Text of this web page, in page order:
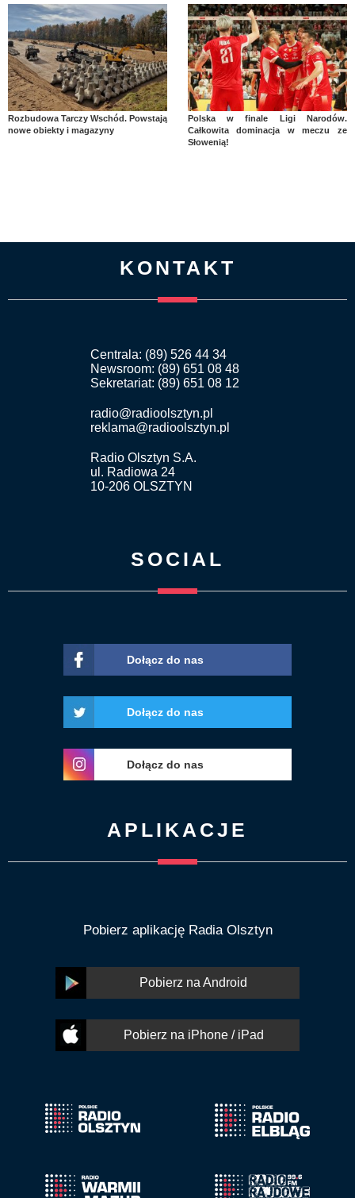
Rozbudowa Tarczy Wschód. Powstają
nowe obiekty i magazyny
Polska w finale Ligi Narodów.
Całkowita dominacja w meczu ze
Słowenią!
KONTAKT
Centrala: (89) 526 44 34
Newsroom: (89) 651 08 48
Sekretariat: (89) 651 08 12
radio@radioolsztyn.pl
reklama@radioolsztyn.pl
Radio Olsztyn S.A.
ul. Radiowa 24
10-206 OLSZTYN
SOCIAL
Dołącz do nas
Dołącz do nas
Dołącz do nas
APLIKACJE
Pobierz aplikację Radia Olsztyn
Pobierz na Android
Pobierz na iPhone / iPad